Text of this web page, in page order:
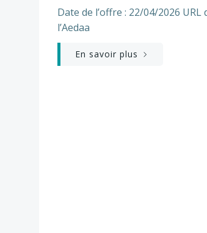
Date de l’offre : 22/04/2026 URL
l’Aedaa
En savoir plus